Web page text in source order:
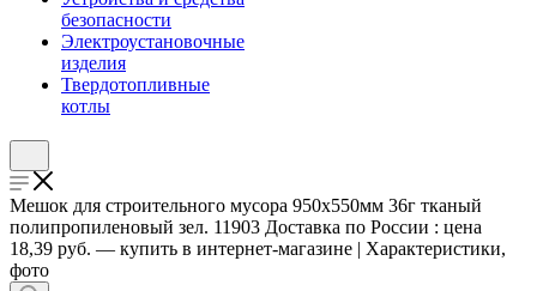
безопасности
Электроустановочные
изделия
Твердотопливные
котлы
Мешок для строительного мусора 950х550мм 36г тканый
полипропиленовый зел. 11903 Доставка по России : цена
18,39 руб. — купить в интернет-магазине | Характеристики,
фото